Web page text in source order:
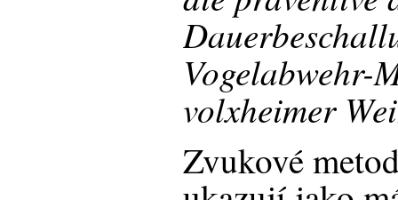
Vogelabwehr-
volxheimer
Zvukové